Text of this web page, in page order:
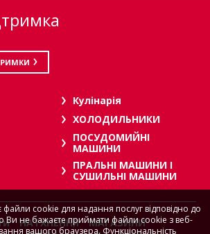
Кулінарія
ХОЛОДИЛЬНИКИ
ПОСУДОМИЙНІ
МАШИНИ
ПРАЛЬНІ МАШИНИ І
СУШИЛЬНІ МАШИНИ
НАТХНЕННЯ
МАГАЗИНИ
файли cookie для надання послуг відповідно до
Ви не бажаєте приймати файли cookie з веб-
вашого браузера. Функціональність